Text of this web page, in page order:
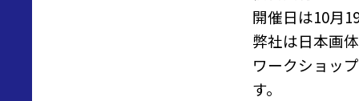
開催日は10月
弊社は日本画
ワークショッ
す。